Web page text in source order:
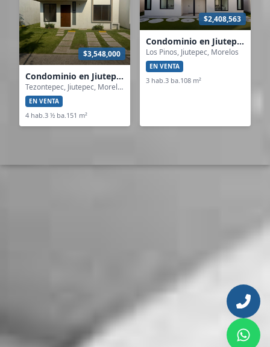
$3,548,000
Condominio en Jiutepec
Tezontepec, Jiutepec, Morelos
EN VENTA
4 hab.3 ½ ba.151 m²
$2,408,563
Condominio en Jiutepec
Los Pinos, Jiutepec, Morelos
EN VENTA
3 hab.3 ba.108 m²